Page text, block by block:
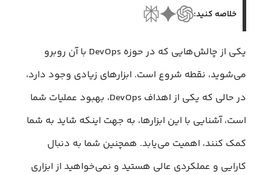
خلاصه کنید:
یکی از چالش‌هایی که در حوزه DevOps با آن روبرو
می‌شوید، نقطه شروع است. ابزارهای زیادی وجود دارد،
در حالی که یکی از اهداف DevOps، بهبود عملیات شما
است، آشنایی با این ابزار‌ها، به جهت اینکه شاید به شما
کمک کنند، اهمیت می‌یابد. همچنین شما به دنبال
کارایی و عملکردی عالی هستید و نمی‌خواهید از ابزاری